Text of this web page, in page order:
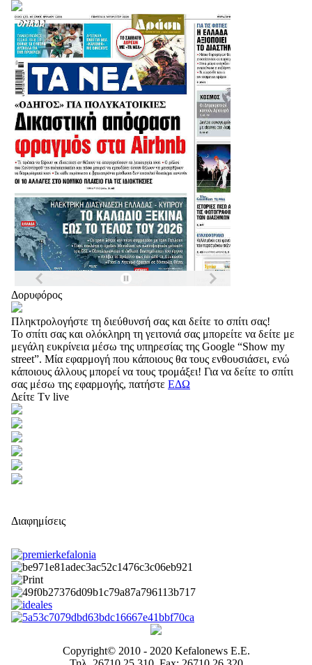
Δορυφόρος
Πληκτρολογήστε τη διεύθυνσή σας και δείτε το σπίτι σας!
Το σπίτι σας και ολόκληρη τη γειτονιά σας μπορείτε να δείτε με
μεγάλη ευκρίνεια μέσω της υπηρεσίας της Google “Show my
street”. Μία εφαρμογή που κάποιους θα τους ενθουσιάσει, ενώ
κάποιους άλλους μπορεί να τους τρομάξει! Για να δείτε το σπίτι
σας μέσω της εφαρμογής, πατήστε ΕΔΩ
Δείτε Tv live
Διαφημίσεις
Copyright© 2010 - 2020 Kefalonews Ε.E.